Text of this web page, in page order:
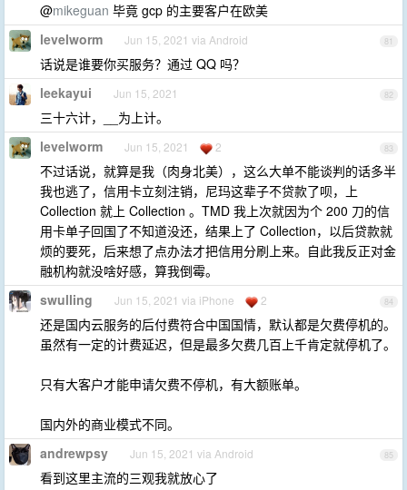
@mikeguan 毕竟 gcp 的主要客户在欧美
81
levelworm Jun 15, 2021 via Android
话说是谁要你买服务？通过 QQ 吗？
82
leekayui Jun 15, 2021
三十六计，__为上计。
83
levelworm Jun 15, 2021 2
不过话说，就算是我（肉身北美），这么大单不能谈判的话多半
我也逃了，信用卡立刻注销，尼玛这辈子不贷款了呗，上
Collection 就上 Collection 。TMD 我上次就因为个 200 刀的信
用卡单子回国了不知道没还，结果上了 Collection，以后贷款就
烦的要死，后来想了点办法才把信用分刷上来。自此我反正对金
融机构就没啥好感，算我倒霉。
84
swulling Jun 15, 2021 via iPhone 2
还是国内云服务的后付费符合中国国情，默认都是欠费停机的。
虽然有一定的计费延迟，但是最多欠费几百上千肯定就停机了。
只有大客户才能申请欠费不停机，有大额账单。
国内外的商业模式不同。
85
andrewpsy Jun 15, 2021 via Android
看到这里主流的三观我就放心了